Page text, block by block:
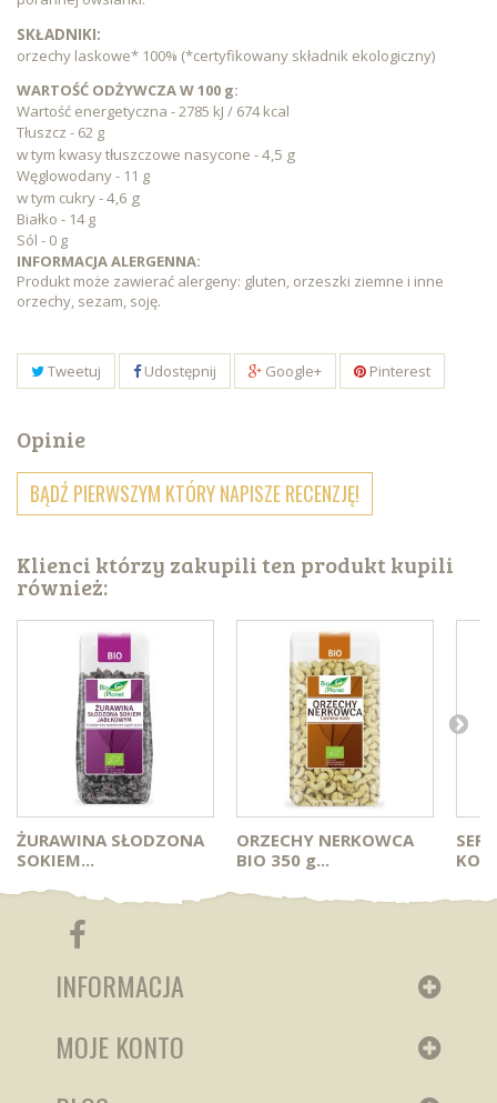
SKŁADNIKI:
orzechy laskowe* 100% (*certyfikowany składnik ekologiczny)
WARTOŚĆ ODŻYWCZA W 100 g:
Wartość energetyczna - 2785 kJ / 674 kcal
Tłuszcz - 62 g
w tym kwasy tłuszczowe nasycone - 4,5 g
Węglowodany - 11 g
w tym cukry - 4,6 g
Białko - 14 g
Sól - 0 g
INFORMACJA ALERGENNA:
Produkt może zawierać alergeny: gluten, orzeszki ziemne i inne
orzechy, sezam, soję.
Tweetuj Udostępnij Google+ Pinterest
Opinie
BĄDŹ PIERWSZYM KTÓRY NAPISZE RECENZJĘ!
Klienci którzy zakupili ten produkt kupili
również:
ŻURAWINA SŁODZONA
SOKIEM...
ORZECHY NERKOWCA
BIO 350 g...
SER
INFORMACJA
MOJE KONTO